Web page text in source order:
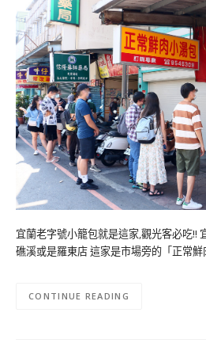
宜蘭老字號小籠包就是這家,觀光客必吃!!
礁溪或是羅東店 這家是市場旁的「正常
CONTINUE READING